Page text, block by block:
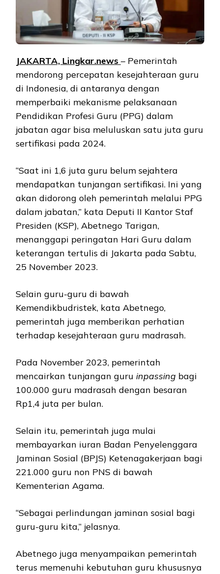
JAKARTA, Lingkar.news – Pemerintah
mendorong percepatan kesejahteraan guru
di Indonesia, di antaranya dengan
memperbaiki mekanisme pelaksanaan
Pendidikan Profesi Guru (PPG) dalam
jabatan agar bisa meluluskan satu juta guru
sertifikasi pada 2024.
“Saat ini 1,6 juta guru belum sejahtera
mendapatkan tunjangan sertifikasi. Ini yang
akan didorong oleh pemerintah melalui PPG
dalam jabatan,” kata Deputi II Kantor Staf
Presiden (KSP), Abetnego Tarigan,
menanggapi peringatan Hari Guru dalam
keterangan tertulis di Jakarta pada Sabtu,
25 November 2023.
Selain guru-guru di bawah
Kemendikbudristek, kata Abetnego,
pemerintah juga memberikan perhatian
terhadap kesejahteraan guru madrasah.
Pada November 2023, pemerintah
mencairkan tunjangan guru inpassing bagi
100.000 guru madrasah dengan besaran
Rp1,4 juta per bulan.
Selain itu, pemerintah juga mulai
membayarkan iuran Badan Penyelenggara
Jaminan Sosial (BPJS) Ketenagakerjaan bagi
221.000 guru non PNS di bawah
Kementerian Agama.
“Sebagai perlindungan jaminan sosial bagi
guru-guru kita,” jelasnya.
Abetnego juga menyampaikan pemerintah
terus memenuhi kebutuhan guru khususnya